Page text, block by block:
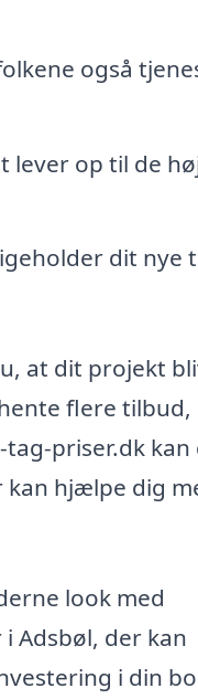
også
lever op til de
dit nye
at dit projekt
flere tilbud,
priser.dk kan
hjælpe dig
look med
Adsbøl, der kan
i din